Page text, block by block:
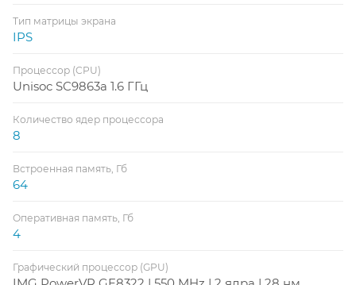
Тип матрицы экрана
IPS
Процессор (CPU)
Unisoc SC9863a 1.6 ГГц
Количество ядер процессора
8
Встроенная память, Гб
64
Оперативная память, Гб
4
Графический процессор (GPU)